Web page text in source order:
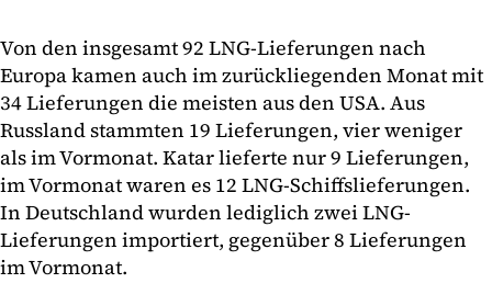
Von den insgesamt 92 LNG-Lieferungen nach
Europa kamen auch im zurückliegenden Monat mit
34 Lieferungen die meisten aus den USA. Aus
Russland stammten 19 Lieferungen, vier weniger
als im Vormonat. Katar lieferte nur 9 Lieferungen,
im Vormonat waren es 12 LNG-Schiffslieferungen.
In Deutschland wurden lediglich zwei LNG-
Lieferungen importiert, gegenüber 8 Lieferungen
im Vormonat.